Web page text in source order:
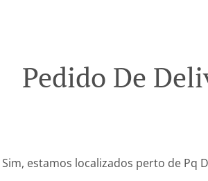
Pedido De
Sim, estamos localizados perto de Pq